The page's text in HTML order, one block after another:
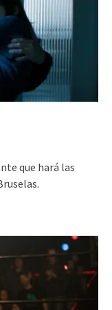
que hará las